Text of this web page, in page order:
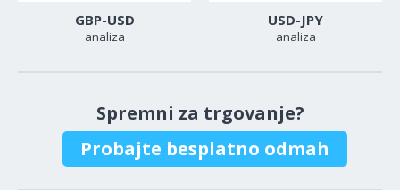
GBP-USD
analiza
USD-JPY
analiza
Spremni za trgovanje?
Probajte besplatno odmah